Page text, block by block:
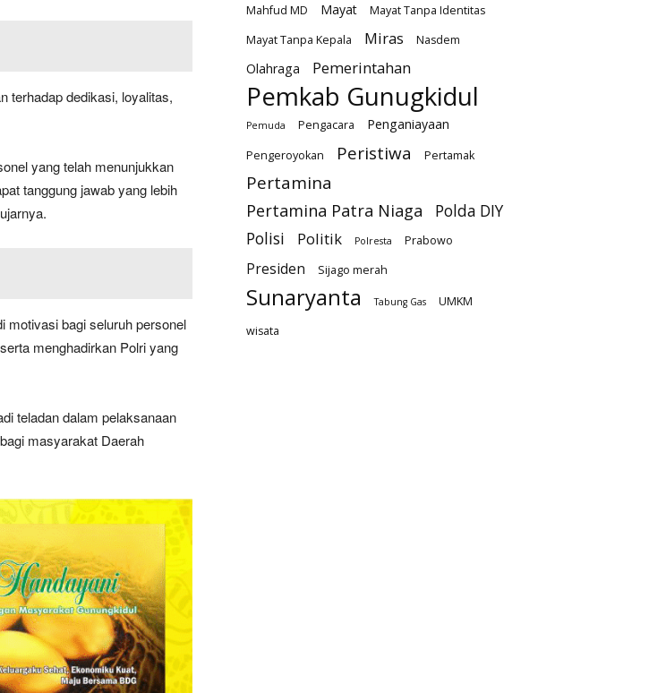
terhadap dedikasi, loyalitas,
yang telah menunjukkan
tanggung jawab yang lebih
motivasi bagi seluruh personel
menghadirkan Polri yang
teladan dalam pelaksanaan
masyarakat Daerah
Mahfud MD
Mayat
Mayat Tanpa Identitas
Mayat Tanpa Kepala
Miras Nasdem
Olahraga Pemerintahan
Pemkab Gunugkidul
Pemuda Pengacara Penganiayaan
Pengeroyokan Peristiwa Pertamak
Pertamina
Pertamina Patra Niaga
Polda DIY
Polisi
Politik Polresta Prabowo
Presiden Sijago merah
Sunaryanta Tabung Gas
UMKM
wisata